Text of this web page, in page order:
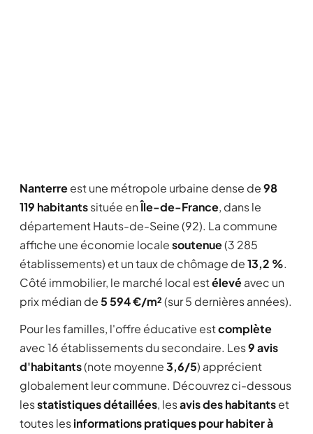
Nanterreest une métropole urbaine dense de98
119 habitantssituée enÎle-de-France, dans le
département Hauts-de-Seine (92). La commune
affiche une économie localesoutenue(3 285
établissements) et un taux de chômage de13,2 %.
Côté immobilier, le marché local estélevéavec un
prix médian de5 594 €/m²(sur 5 dernières années).
Pour les familles, l'offre éducative estcomplète
avec 16 établissements du secondaire. Les9 avis
d'habitants(note moyenne3,6/5) apprécient
globalement leur commune. Découvrez ci-dessous
lesstatistiques détaillées, lesavis des habitantset
toutes lesinformations pratiques pour habiter à